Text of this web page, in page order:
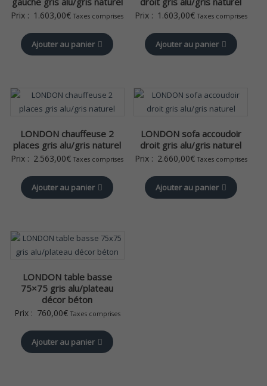
Prix : 1.603,00€ Taxes comprises
Ajouter au panier
Prix : 1.603,00€ Taxes comprises
Ajouter au panier
LONDON chauffeuse 2
places gris alu/gris naturel
Prix : 2.563,00€ Taxes comprises
Ajouter au panier
LONDON sofa accoudoir
droit gris alu/gris naturel
Prix : 2.660,00€ Taxes comprises
Ajouter au panier
LONDON table basse
75×75 gris alu/plateau
décor béton
Prix : 760,00€ Taxes comprises
Ajouter au panier